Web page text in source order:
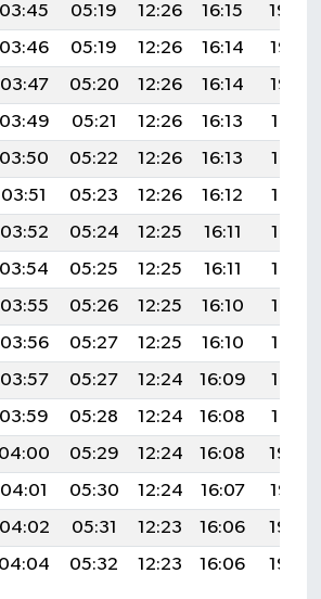
03:45 05:19 12:26 16:15
19:24
03:46 05:19 12:26 16:14
19:23
03:47 05:20 12:26 16:14
19:22
03:49 05:21 12:26 16:13
19:21
03:50 05:22 12:26 16:13
19:19
03:51 05:23 12:26 16:12
19:18
03:52 05:24 12:25 16:11
19:17
03:54 05:25 12:25 16:11
19:16
03:55 05:26 12:25 16:10
19:14
03:56 05:27 12:25 16:10
19:13
03:57 05:27 12:24 16:09
19:12
03:59 05:28 12:24 16:08
19:10
04:00 05:29 12:24 16:08
19:09
04:01 05:30 12:24 16:07
19:07
04:02 05:31 12:23 16:06
19:06
04:04 05:32 12:23 16:06 19:05